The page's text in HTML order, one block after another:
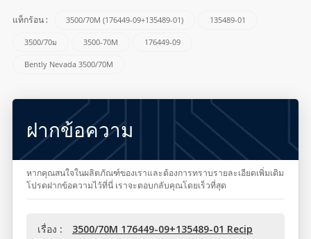
แท็กร้อน : 3500/70M (176449-09+135489-01) 135489-01
3500/70ม 3500-70M 176449-09
Bently Nevada 3500/70M
ฝากข้อความ
หากคุณสนใจในผลิตภัณฑ์ของเราและต้องการทราบรายละเอียดเพิ่มเติม
โปรดฝากข้อความไว้ที่นี่ เราจะตอบกลับคุณโดยเร็วที่สุด
เรื่อง : 3500/70M 176449-09+135489-01 Recip